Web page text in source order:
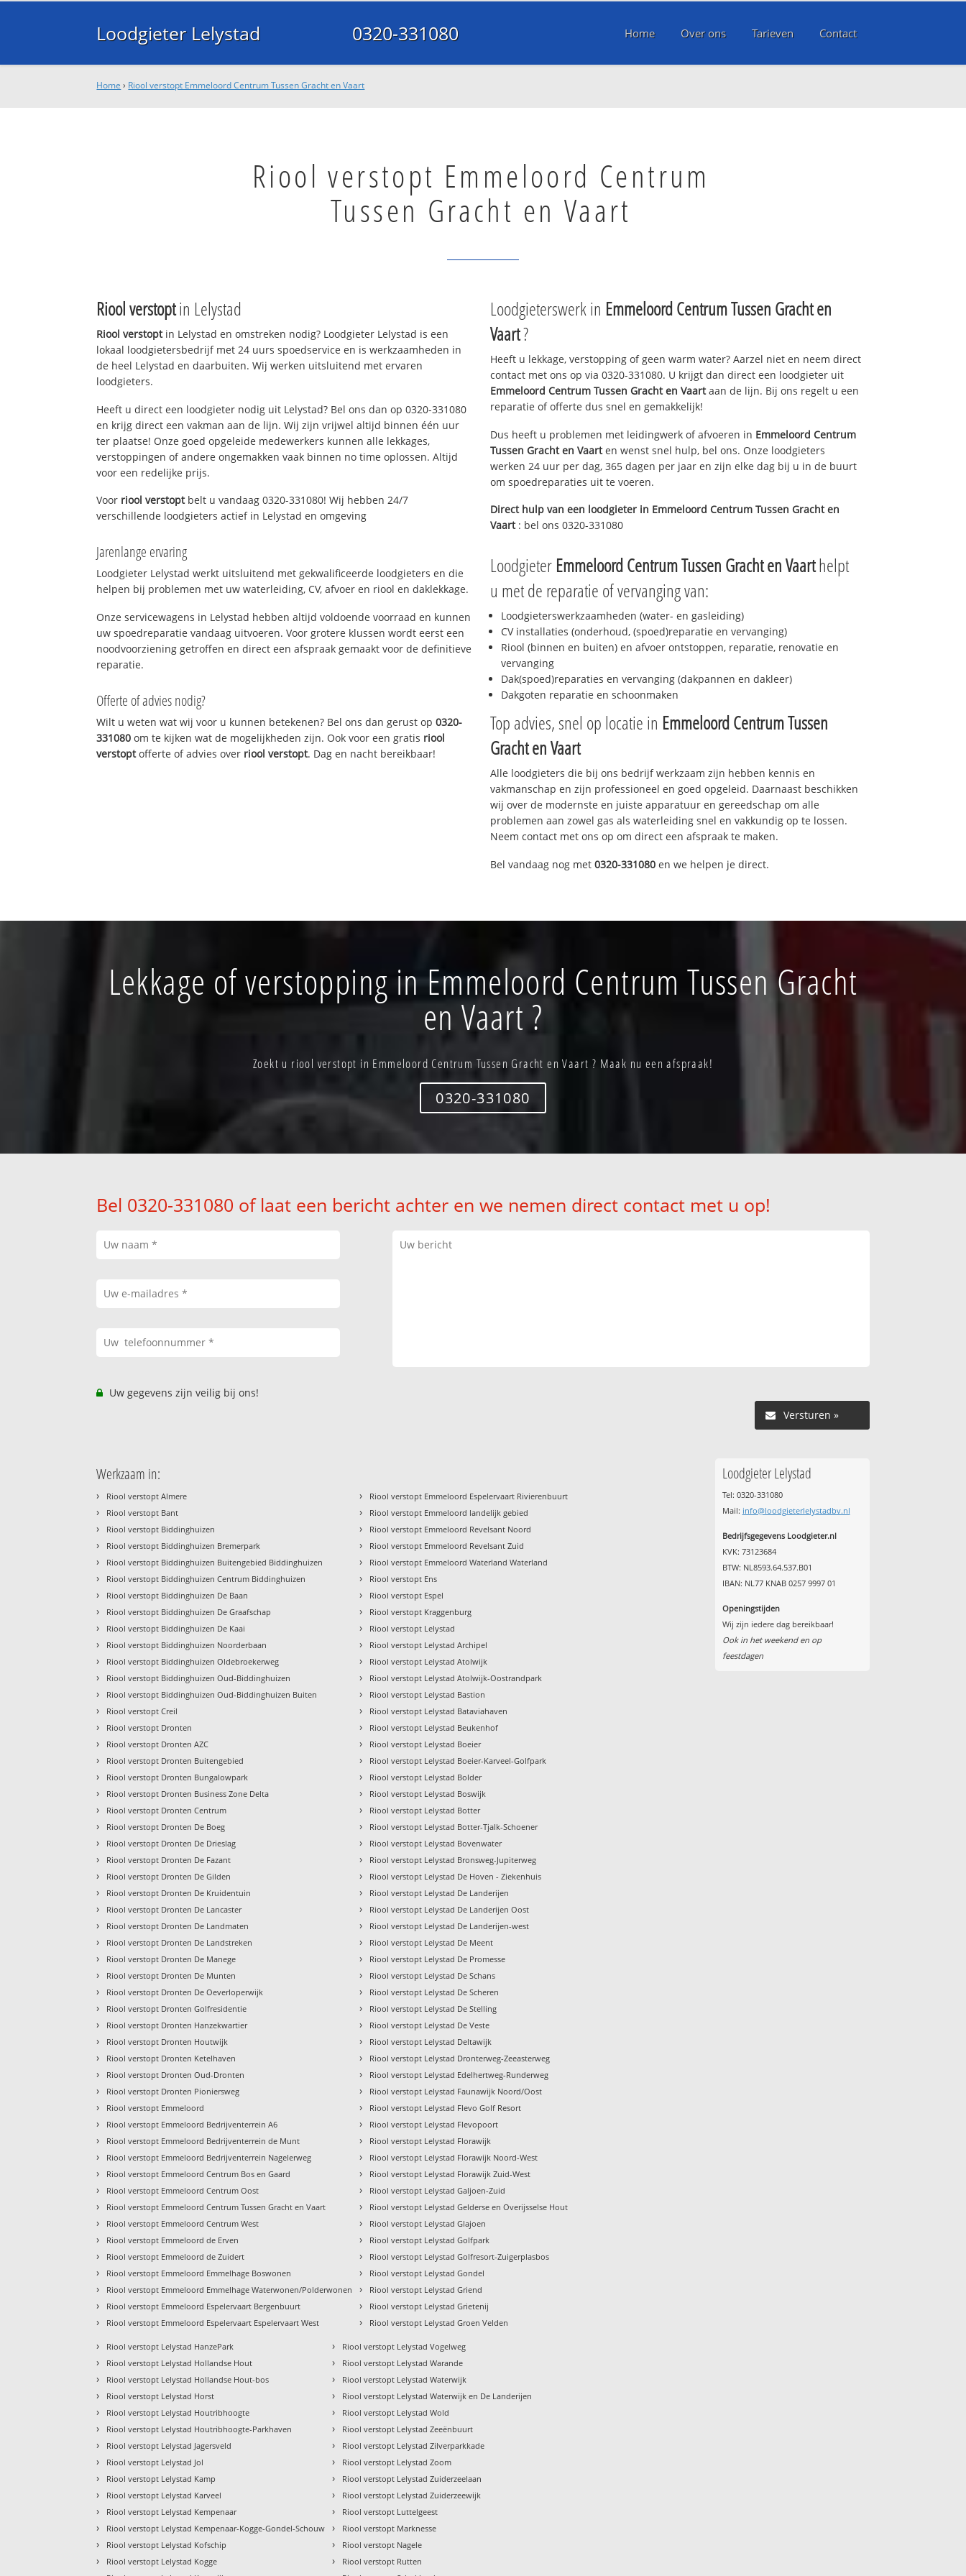
Loodgieter Lelystad 0320-331080 Home Over ons Tarieven Contact
Home › Riool verstopt Emmeloord Centrum Tussen Gracht en Vaart
Riool verstopt Emmeloord Centrum
Tussen Gracht en Vaart
Riool verstoptin Lelystad
Riool verstoptin Lelystad en omstreken nodig? Loodgieter Lelystad is een
lokaal loodgietersbedrijf met 24 uurs spoedservice en is werkzaamheden in
de heel Lelystad en daarbuiten. Wij werken uitsluitend met ervaren
loodgieters.
Heeft u direct een loodgieter nodig uit Lelystad? Bel ons dan op 0320-331080
en krijg direct een vakman aan de lijn. Wij zijn vrijwel altijd binnen één uur
ter plaatse! Onze goed opgeleide medewerkers kunnen alle lekkages,
verstoppingen of andere ongemakken vaak binnen no time oplossen. Altijd
voor een redelijke prijs.
Voor riool verstoptbelt u vandaag 0320-331080! Wij hebben 24/7
verschillende loodgieters actief in Lelystad en omgeving
Jarenlange ervaring
Loodgieter Lelystad werkt uitsluitend met gekwalificeerde loodgieters en die
helpen bij problemen met uw waterleiding, CV, afvoer en riool en daklekkage.
Onze servicewagens in Lelystad hebben altijd voldoende voorraad en kunnen
uw spoedreparatie vandaag uitvoeren. Voor grotere klussen wordt eerst een
noodvoorziening getroffen en direct een afspraak gemaakt voor de definitieve
reparatie.
Offerte of advies nodig?
Wilt u weten wat wij voor u kunnen betekenen? Bel ons dan gerust op0320-
331080 om te kijken wat de mogelijkheden zijn. Ook voor een gratis riool
verstoptofferte of advies over riool verstopt. Dag en nacht bereikbaar!
Loodgieterswerk in Emmeloord Centrum Tussen Gracht en
Vaart?
Heeft u lekkage, verstopping of geen warm water? Aarzel niet en neem direct
contact met ons op via 0320-331080. U krijgt dan direct een loodgieter uit
Emmeloord Centrum Tussen Gracht en Vaartaan de lijn. Bij ons regelt u een
reparatie of offerte dus snel en gemakkelijk!
Dus heeft u problemen met leidingwerk of afvoeren in Emmeloord Centrum
Tussen Gracht en Vaarten wenst snel hulp, bel ons. Onze loodgieters
werken 24 uur per dag, 365 dagen per jaar en zijn elke dag bij u in de buurt
om spoedreparaties uit te voeren.
Direct hulp van een loodgieter in Emmeloord Centrum Tussen Gracht en
Vaart : bel ons 0320-331080
Loodgieter Emmeloord Centrum Tussen Gracht en Vaarthelpt
u met de reparatie of vervanging van:
Loodgieterswerkzaamheden (water- en gasleiding)
CV installaties (onderhoud, (spoed)reparatie en vervanging)
Riool (binnen en buiten) en afvoer ontstoppen, reparatie, renovatie en
vervanging
Dak(spoed)reparaties en vervanging (dakpannen en dakleer)
Dakgoten reparatie en schoonmaken
Top advies, snel op locatie in Emmeloord Centrum Tussen
Gracht en Vaart
Alle loodgieters die bij ons bedrijf werkzaam zijn hebben kennis en
vakmanschap en zijn professioneel en goed opgeleid. Daarnaast beschikken
wij over de modernste en juiste apparatuur en gereedschap om alle
problemen aan zowel gas als waterleiding snel en vakkundig op te lossen.
Neem contact met ons op om direct een afspraak te maken.
Bel vandaag nog met 0320-331080 en we helpen je direct.
Lekkage of verstopping in Emmeloord Centrum Tussen Gracht
en Vaart ?
Zoekt u riool verstopt in Emmeloord Centrum Tussen Gracht en Vaart ? Maak nu een afspraak!
0320-331080
Bel 0320-331080 of laat een bericht achter en we nemen direct contact met u op!
Uw gegevens zijn veilig bij ons!
Versturen »
Werkzaam in:
› Riool verstopt Almere
› Riool verstopt Bant
› Riool verstopt Biddinghuizen
› Riool verstopt Biddinghuizen Bremerpark
› Riool verstopt Biddinghuizen Buitengebied Biddinghuizen
› Riool verstopt Biddinghuizen Centrum Biddinghuizen
› Riool verstopt Biddinghuizen De Baan
› Riool verstopt Biddinghuizen De Graafschap
› Riool verstopt Biddinghuizen De Kaai
› Riool verstopt Biddinghuizen Noorderbaan
› Riool verstopt Biddinghuizen Oldebroekerweg
› Riool verstopt Biddinghuizen Oud-Biddinghuizen
› Riool verstopt Biddinghuizen Oud-Biddinghuizen Buiten
› Riool verstopt Creil
› Riool verstopt Dronten
› Riool verstopt Dronten AZC
› Riool verstopt Dronten Buitengebied
› Riool verstopt Dronten Bungalowpark
› Riool verstopt Dronten Business Zone Delta
› Riool verstopt Dronten Centrum
› Riool verstopt Dronten De Boeg
› Riool verstopt Dronten De Drieslag
› Riool verstopt Dronten De Fazant
› Riool verstopt Dronten De Gilden
› Riool verstopt Dronten De Kruidentuin
› Riool verstopt Dronten De Lancaster
› Riool verstopt Dronten De Landmaten
› Riool verstopt Dronten De Landstreken
› Riool verstopt Dronten De Manege
› Riool verstopt Dronten De Munten
› Riool verstopt Dronten De Oeverloperwijk
› Riool verstopt Dronten Golfresidentie
› Riool verstopt Dronten Hanzekwartier
› Riool verstopt Dronten Houtwijk
› Riool verstopt Dronten Ketelhaven
› Riool verstopt Dronten Oud-Dronten
› Riool verstopt Dronten Pioniersweg
› Riool verstopt Emmeloord
› Riool verstopt Emmeloord Bedrijventerrein A6
› Riool verstopt Emmeloord Bedrijventerrein de Munt
› Riool verstopt Emmeloord Bedrijventerrein Nagelerweg
› Riool verstopt Emmeloord Centrum Bos en Gaard
› Riool verstopt Emmeloord Centrum Oost
› Riool verstopt Emmeloord Centrum Tussen Gracht en Vaart
› Riool verstopt Emmeloord Centrum West
› Riool verstopt Emmeloord de Erven
› Riool verstopt Emmeloord de Zuidert
› Riool verstopt Emmeloord Emmelhage Boswonen
› Riool verstopt Emmeloord Emmelhage Waterwonen/Polderwonen
› Riool verstopt Emmeloord Espelervaart Bergenbuurt
› Riool verstopt Emmeloord Espelervaart Espelervaart West
› Riool verstopt Emmeloord Espelervaart Rivierenbuurt
› Riool verstopt Emmeloord landelijk gebied
› Riool verstopt Emmeloord Revelsant Noord
› Riool verstopt Emmeloord Revelsant Zuid
› Riool verstopt Emmeloord Waterland Waterland
› Riool verstopt Ens
› Riool verstopt Espel
› Riool verstopt Kraggenburg
› Riool verstopt Lelystad
› Riool verstopt Lelystad Archipel
› Riool verstopt Lelystad Atolwijk
› Riool verstopt Lelystad Atolwijk-Oostrandpark
› Riool verstopt Lelystad Bastion
› Riool verstopt Lelystad Bataviahaven
› Riool verstopt Lelystad Beukenhof
› Riool verstopt Lelystad Boeier
› Riool verstopt Lelystad Boeier-Karveel-Golfpark
› Riool verstopt Lelystad Bolder
› Riool verstopt Lelystad Boswijk
› Riool verstopt Lelystad Botter
› Riool verstopt Lelystad Botter-Tjalk-Schoener
› Riool verstopt Lelystad Bovenwater
› Riool verstopt Lelystad Bronsweg-Jupiterweg
› Riool verstopt Lelystad De Hoven - Ziekenhuis
› Riool verstopt Lelystad De Landerijen
› Riool verstopt Lelystad De Landerijen Oost
› Riool verstopt Lelystad De Landerijen-west
› Riool verstopt Lelystad De Meent
› Riool verstopt Lelystad De Promesse
› Riool verstopt Lelystad De Schans
› Riool verstopt Lelystad De Scheren
› Riool verstopt Lelystad De Stelling
› Riool verstopt Lelystad De Veste
› Riool verstopt Lelystad Deltawijk
› Riool verstopt Lelystad Dronterweg-Zeeasterweg
› Riool verstopt Lelystad Edelhertweg-Runderweg
› Riool verstopt Lelystad Faunawijk Noord/Oost
› Riool verstopt Lelystad Flevo Golf Resort
› Riool verstopt Lelystad Flevopoort
› Riool verstopt Lelystad Florawijk
› Riool verstopt Lelystad Florawijk Noord-West
› Riool verstopt Lelystad Florawijk Zuid-West
› Riool verstopt Lelystad Galjoen-Zuid
› Riool verstopt Lelystad Gelderse en Overijsselse Hout
› Riool verstopt Lelystad Glajoen
› Riool verstopt Lelystad Golfpark
› Riool verstopt Lelystad Golfresort-Zuigerplasbos
› Riool verstopt Lelystad Gondel
› Riool verstopt Lelystad Griend
› Riool verstopt Lelystad Grietenij
› Riool verstopt Lelystad Groen Velden
› Riool verstopt Lelystad HanzePark
› Riool verstopt Lelystad Hollandse Hout
› Riool verstopt Lelystad Hollandse Hout-bos
› Riool verstopt Lelystad Horst
› Riool verstopt Lelystad Houtribhoogte
› Riool verstopt Lelystad Houtribhoogte-Parkhaven
› Riool verstopt Lelystad Jagersveld
› Riool verstopt Lelystad Jol
› Riool verstopt Lelystad Kamp
› Riool verstopt Lelystad Karveel
› Riool verstopt Lelystad Kempenaar
› Riool verstopt Lelystad Kempenaar-Kogge-Gondel-Schouw
› Riool verstopt Lelystad Kofschip
› Riool verstopt Lelystad Kogge
› Riool verstopt Lelystad Vogelweg
› Riool verstopt Lelystad Warande
› Riool verstopt Lelystad Waterwijk
› Riool verstopt Lelystad Waterwijk en De Landerijen
› Riool verstopt Lelystad Wold
› Riool verstopt Lelystad Zeeënbuurt
› Riool verstopt Lelystad Zilverparkkade
› Riool verstopt Lelystad Zoom
› Riool verstopt Lelystad Zuiderzeelaan
› Riool verstopt Lelystad Zuiderzeewijk
› Riool verstopt Luttelgeest
› Riool verstopt Marknesse
› Riool verstopt Nagele
› Riool verstopt Rutten
Loodgieter Lelystad
Tel: 0320-331080
Mail: info@loodgieterlelystadbv.nl
Bedrijfsgegevens Loodgieter.nl
KVK: 73123684
BTW: NL8593.64.537.B01
IBAN: NL77 KNAB 0257 9997 01
Openingstijden
Wij zijn iedere dag bereikbaar!
Ook in het weekend en op
feestdagen